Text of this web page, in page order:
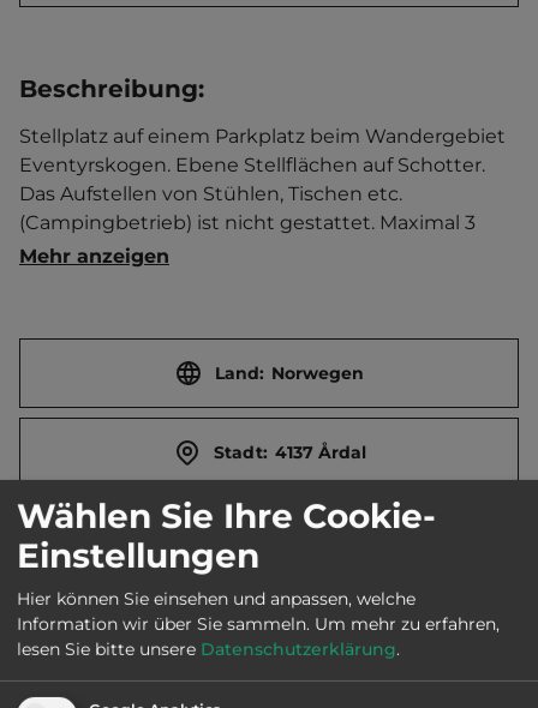
Beschreibung:
Stellplatz auf einem Parkplatz beim Wandergebiet
Eventyrskogen. Ebene Stellflächen auf Schotter.
Das Aufstellen von Stühlen, Tischen etc.
(Campingbetrieb) ist nicht gestattet. Maximal 3
Nächte Aufenthalt möglich.   Ort 4 km entfernt.
Mehr anzeigen
Land: Norwegen
Stadt: 4137 Årdal
E-Mail: postmottak@hjelmeland.kommune.no
Webseite:
www.visitnorway.de/listings/der-
m%C3%A4rchenwald-eventyrskogen/232966/
Wählen Sie Ihre Cookie-
Einstellungen
Hier können Sie einsehen und anpassen, welche
Information wir über Sie sammeln. Um mehr zu erfahren,
lesen Sie bitte unsere Datenschutzerklärung.